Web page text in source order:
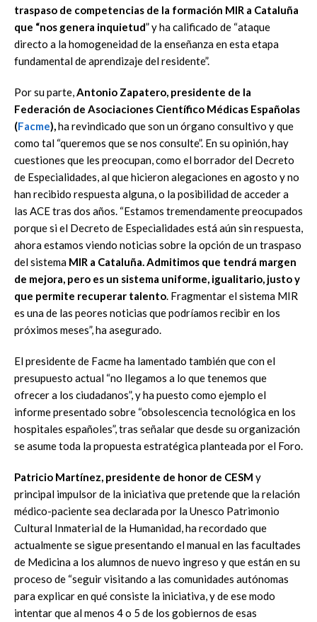
traspaso de competencias de la formación MIR a Cataluña
que “nos genera inquietud” y ha calificado de “ataque
directo a la homogeneidad de la enseñanza en esta etapa
fundamental de aprendizaje del residente”.
Por su parte,Antonio Zapatero, presidente de la
Federación de Asociaciones Científico Médicas Españolas
(Facme),ha revindicado que son un órgano consultivo y que
como tal “queremos que se nos consulte”. En su opinión, hay
cuestiones que les preocupan, como el borrador del Decreto
de Especialidades, al que hicieron alegaciones en agosto y no
han recibido respuesta alguna, o la posibilidad de acceder a
las ACE tras dos años. “Estamos tremendamente preocupados
porque si el Decreto de Especialidades está aún sin respuesta,
ahora estamos viendo noticias sobre la opción de un traspaso
del sistema MIR a Cataluña. Admitimos que tendrá margen
de mejora, pero es un sistema uniforme, igualitario, justo y
que permite recuperar talento. Fragmentar el sistema MIR
es una de las peores noticias que podríamos recibir en los
próximos meses”, ha asegurado.
El presidente de Facme ha lamentado también que con el
presupuesto actual “no llegamos a lo que tenemos que
ofrecer a los ciudadanos”, y ha puesto como ejemplo el
informe presentado sobre “obsolescencia tecnológica en los
hospitales españoles”, tras señalar que desde su organización
se asume toda la propuesta estratégica planteada por el Foro.
Patricio Martínez, presidente de honor de CESM y
principal impulsor de la iniciativa que pretende que la relación
médico-paciente sea declarada por la Unesco Patrimonio
Cultural Inmaterial de la Humanidad, ha recordado que
actualmente se sigue presentando el manual en las facultades
de Medicina a los alumnos de nuevo ingreso y que están en su
proceso de “seguir visitando a las comunidades autónomas
para explicar en qué consiste la iniciativa, y de ese modo
intentar que al menos 4 o 5 de los gobiernos de esas